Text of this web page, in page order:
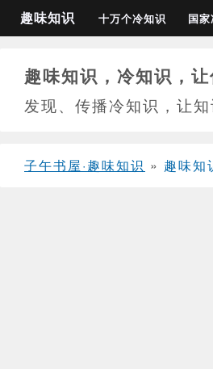
趣味知识 十万个冷知识 国
趣味知识，冷知识，让
发现、传播冷知识，让知
子午书屋·趣味知识 » 趣味知